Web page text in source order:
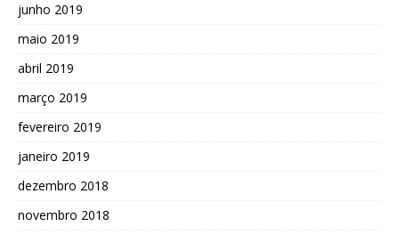
junho 2019
maio 2019
abril 2019
março 2019
fevereiro 2019
janeiro 2019
dezembro 2018
novembro 2018